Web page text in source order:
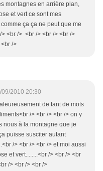
montagnes en arrière plan,
et vert ce sont mes
ça ça ne peut que me
<br /> <br /> <br /> <br />
/>
09/2010 20:30
de tant de mots
/> <br /> <br /> on y
nous à la montagne que je
puisse susciter autant
/> <br /> <br /> et moi aussi
et vert........<br /> <br /> <br
/> <br /> <br />